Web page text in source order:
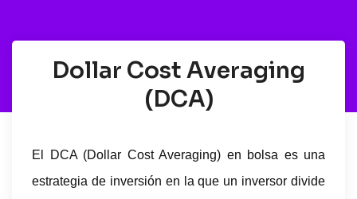
Dollar Cost Averaging
(DCA)
El DCA (Dollar Cost Averaging) en bolsa es una
estrategia de inversión en la que un inversor divide